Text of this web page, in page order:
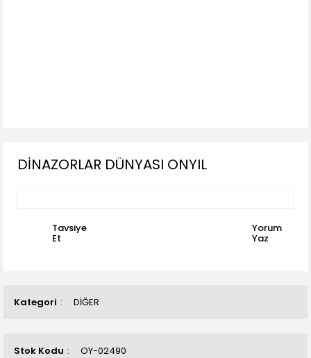
Kategori DİĞER
Stok Kodu OY-02490
DİNAZORLAR DÜNYASI ONYIL
Tavsiye
Et
Yorum
Yaz